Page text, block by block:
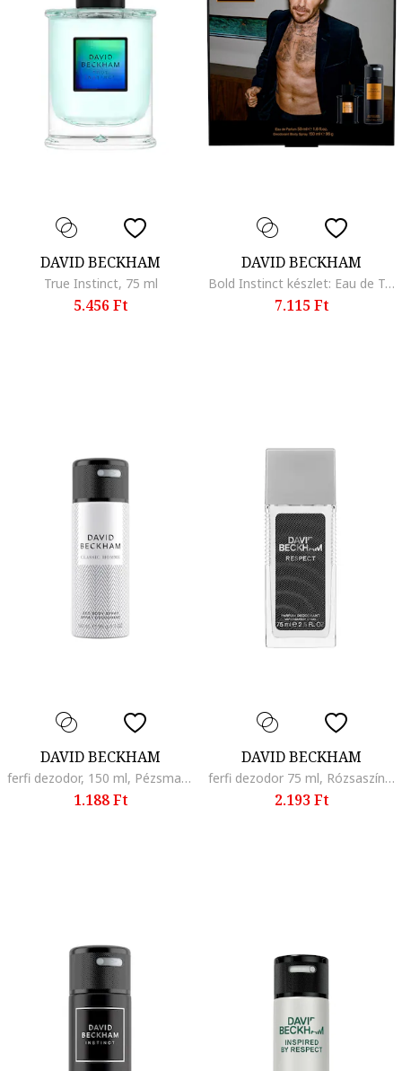
DAVID BECKHAM
True Instinct, 75 ml
5.456 Ft
DAVID BECKHAM
Bold Instinct készlet: Eau de Toilette 50 ml + dezodor 150 ml
7.115 Ft
DAVID BECKHAM
ferfi dezodor, 150 ml, Pézsma/Kasmír/Grapefruit/Rozmaring
1.188 Ft
DAVID BECKHAM
ferfi dezodor 75 ml, Rózsaszín bors/Grapefruit/Görögdinnye
2.193 Ft